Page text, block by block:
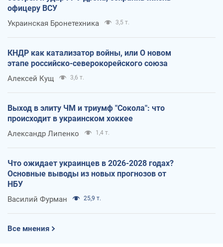
офицеру ВСУ
Украинская Бронетехника 3,5 т.
КНДР как катализатор войны, или О новом
этапе российско-северокорейского союза
Алексей Кущ 3,6 т.
Выход в элиту ЧМ и триумф "Сокола": что
происходит в украинском хоккее
Александр Липенко 1,4 т.
Что ожидает украинцев в 2026-2028 годах?
Основные выводы из новых прогнозов от
НБУ
Василий Фурман 25,9 т.
Все мнения